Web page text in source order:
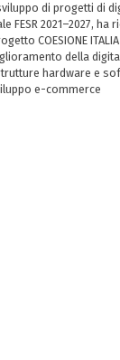
di progetti di
FESR 2021–2027,
COESIONE
della
hardware e
e-commerce